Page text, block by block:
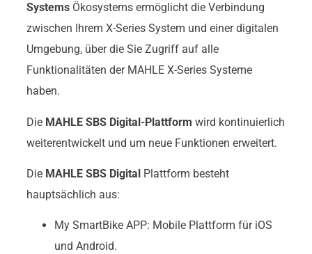
SystemsÖkosystems ermöglicht die Verbindung
zwischen Ihrem X-Series System und einer digitalen
Umgebung, über die Sie Zugriff auf alle
Funktionalitäten der MAHLE X-Series Systeme
haben.
Die MAHLE SBS Digital-Plattform wird kontinuierlich
weiterentwickelt und um neue Funktionen erweitert.
Die MAHLE SBS DigitalPlattform besteht
hauptsächlich aus:
My SmartBike APP: Mobile Plattform für iOS
und Android.